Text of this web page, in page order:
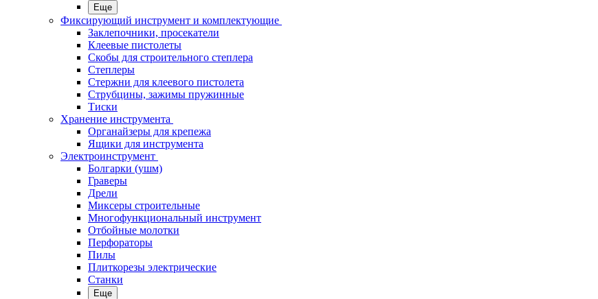
Еще
Фиксирующий инструмент и комплектующие
Заклепочники, просекатели
Клеевые пистолеты
Скобы для строительного степлера
Степлеры
Стержни для клеевого пистолета
Струбцины, зажимы пружинные
Тиски
Хранение инструмента
Органайзеры для крепежа
Ящики для инструмента
Электроинструмент
Болгарки (ушм)
Граверы
Дрели
Миксеры строительные
Многофункциональный инструмент
Отбойные молотки
Перфораторы
Пилы
Плиткорезы электрические
Станки
Еще